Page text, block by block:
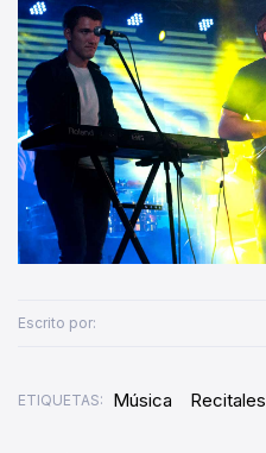
Escrito por:
ETIQUETAS: Música Recitales